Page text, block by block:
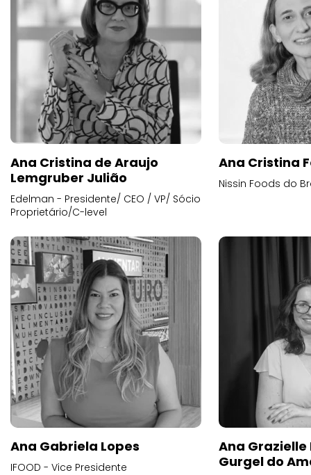
Ana Cristina de Araujo
Lemgruber Julião
Edelman - Presidente/ CEO / VP/ Sócio
Proprietário/C-level
Ana Cristina
Nissin Foods do
Ana Gabriela Lopes
IFOOD - Vice Presidente
Ana
Gurgel do